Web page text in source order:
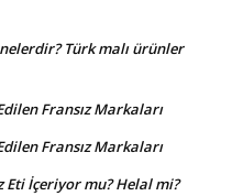
Türk malı ürünler
Fransız Markaları
Fransız Markaları
Eti İçeriyor mu? Helal mi?